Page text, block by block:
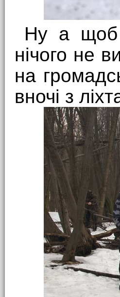
Ну а щоб
нічого не
на
вночі з